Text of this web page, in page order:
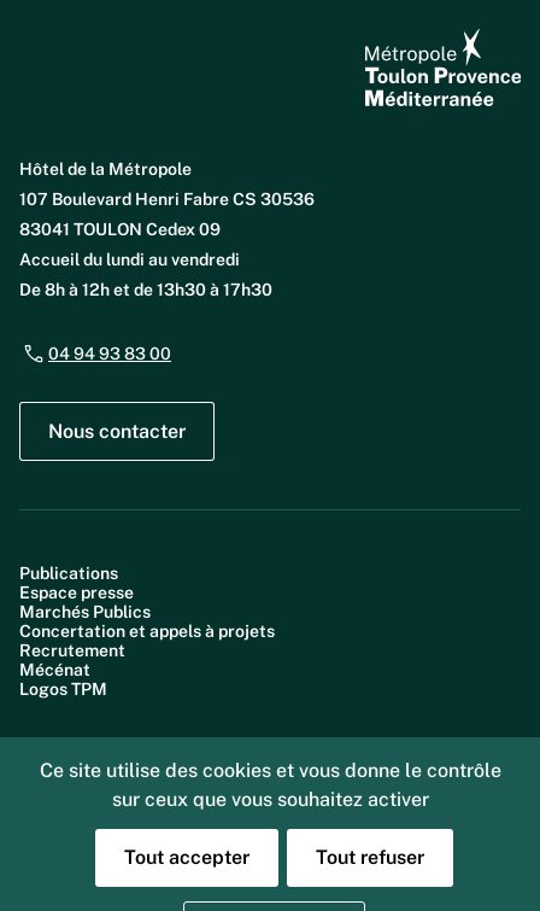
Hôtel de la Métropole
107 Boulevard Henri Fabre CS 30536
83041 TOULON Cedex 09
Accueil du lundi au vendredi
De 8h à 12h et de 13h30 à 17h30
04 94 93 83 00
Nous contacter
Publications
Espace presse
Marchés Publics
Concertation et appels à projets
Recrutement
Mécénat
Logos TPM
Accessibilité : partiellement conforme (99,6%)
Données personnelles
Gestion des cookies
Mentions légales
Sourd ou malentendant, vous pouvez nous joindre
Ce site utilise des cookies et vous donne le contrôle
sur ceux que vous souhaitez activer
Tout accepter Tout refuser